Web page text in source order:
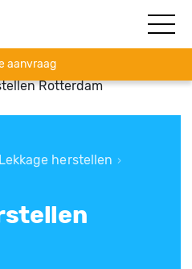
aanvraag
Rotterdam
Lekkage herstellen ›